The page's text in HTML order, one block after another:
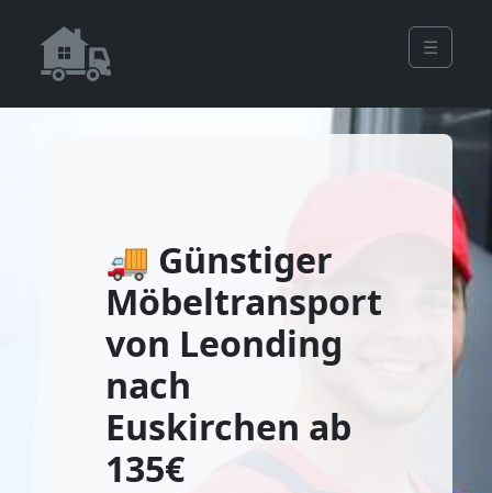
☰
🚚 Günstiger
Möbeltransport
von Leonding
nach
Euskirchen ab
135€